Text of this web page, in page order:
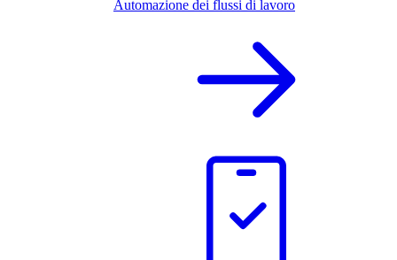
Automazione dei flussi di lavoro